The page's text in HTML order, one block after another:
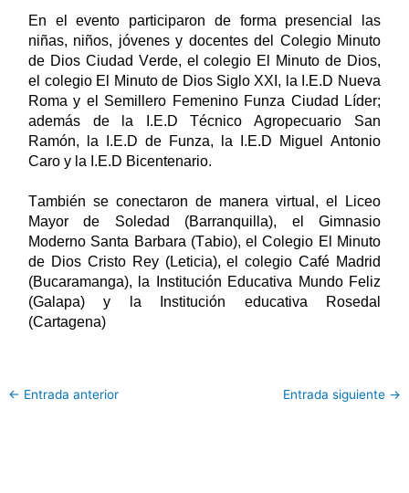
En el evento participaron de forma presencial las
niñas, niños, jóvenes y docentes del Colegio Minuto
de Dios Ciudad Verde, el colegio El Minuto de Dios,
el colegio El Minuto de Dios Siglo XXI, la I.E.D Nueva
Roma y el Semillero Femenino Funza Ciudad Líder;
además de la
I.E.D Técnico Agropecuario San
Ramón, la I.E.D de Funza, la I.E.D Miguel Antonio
Caro y la I.E.D Bicentenario.
También se conectaron de manera virtual, el Liceo
Mayor de Soledad (Barranquilla), el Gimnasio
Moderno Santa Barbara (Tabio), el Colegio El Minuto
de Dios Cristo Rey (Leticia), el colegio Café Madrid
(Bucaramanga), la
Institución Educativa Mundo Feliz
(Galapa) y la
Institución educativa Rosedal
(Cartagena)
← Entrada anterior Entrada siguiente →